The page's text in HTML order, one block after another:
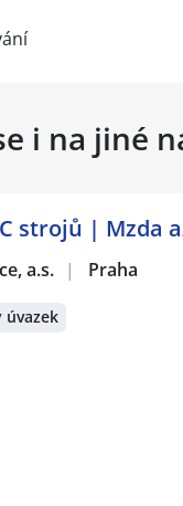
i na jiné
strojů | Mzda
a.s. | Praha
úvazek